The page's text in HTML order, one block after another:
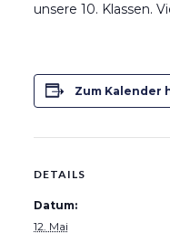
unsere 10. Klassen.
Zum Kalender
DETAILS
Datum:
12. Mai